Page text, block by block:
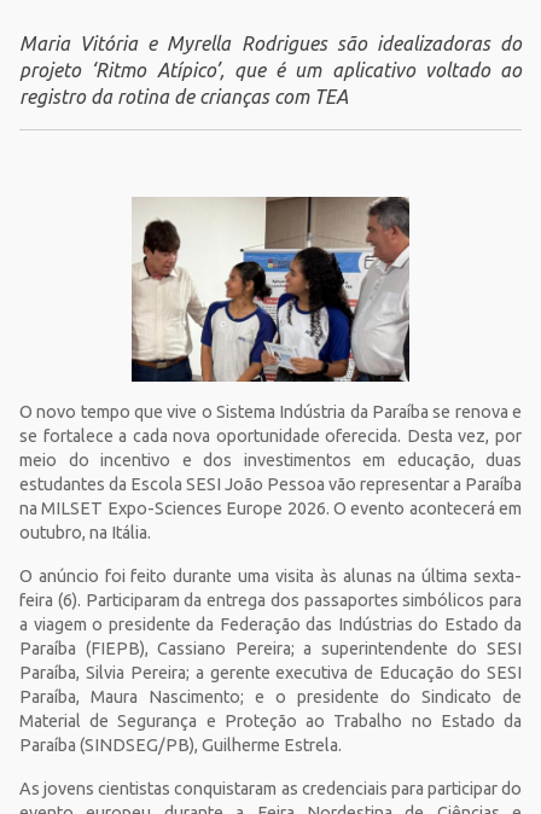
Maria Vitória e Myrella Rodrigues são idealizadoras do
projeto ‘Ritmo Atípico’, que é um aplicativo voltado ao
registro da rotina de crianças com TEA
O novo tempo que vive o Sistema Indústria da Paraíba se renova e
se fortalece a cada nova oportunidade oferecida. Desta vez, por
meio do incentivo e dos investimentos em educação, duas
estudantes da Escola SESI João Pessoa vão representar a Paraíba
na MILSET Expo-Sciences Europe 2026. O evento acontecerá em
outubro, na Itália.
O anúncio foi feito durante uma visita às alunas na última sexta-
feira (6). Participaram da entrega dos passaportes simbólicos para
a viagem o presidente da Federação das Indústrias do Estado da
Paraíba (FIEPB), Cassiano Pereira; a superintendente do SESI
Paraíba, Silvia Pereira; a gerente executiva de Educação do SESI
Paraíba, Maura Nascimento; e o presidente do Sindicato de
Material de Segurança e Proteção ao Trabalho no Estado da
Paraíba (SINDSEG/PB), Guilherme Estrela.
As jovens cientistas conquistaram as credenciais para participar do